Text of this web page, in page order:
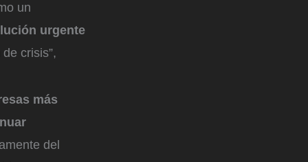
un
urgente
crisis”,
más
del